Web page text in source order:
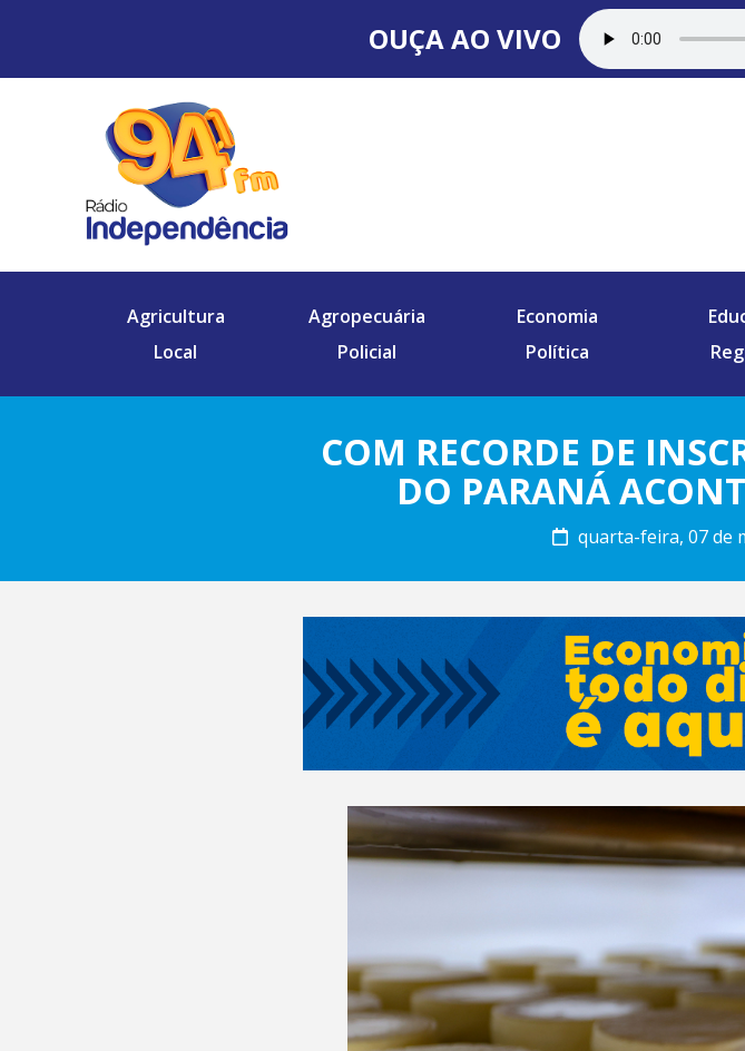
OUÇA AO VIVO
Agricultura Agropecuária Economia
Local
Policial Política
COM RECORDE DE
DO PARANÁ
quarta-feira, 07 de